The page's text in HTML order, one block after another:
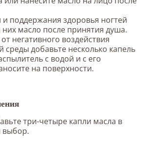
и поддержания здоровья ногтей
них масло после принятия душа.
негативного воздействия
добавьте несколько капель
с водой и с его
на поверхности.
три-четыре капли масла в
выбор.